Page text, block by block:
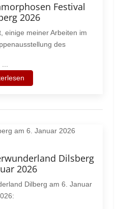
Festival
2026
einige meiner Arbeiten im
des
...
Dilsberg
2026
Dilberg am 6. Januar